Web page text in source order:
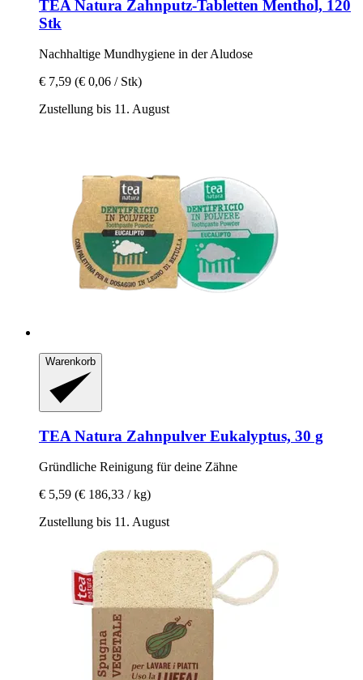
TEA Natura Zahnputz-​Tabletten Menthol, 120
Stk
Nachhaltige Mundhygiene in der Aludose
€ 7,59 (€ 0,06 / Stk)
Zustellung bis 11. August
Warenkorb
TEA Natura Zahnpulver Eukalyptus, 30 g
Gründliche Reinigung für deine Zähne
€ 5,59 (€ 186,33 / kg)
Zustellung bis 11. August